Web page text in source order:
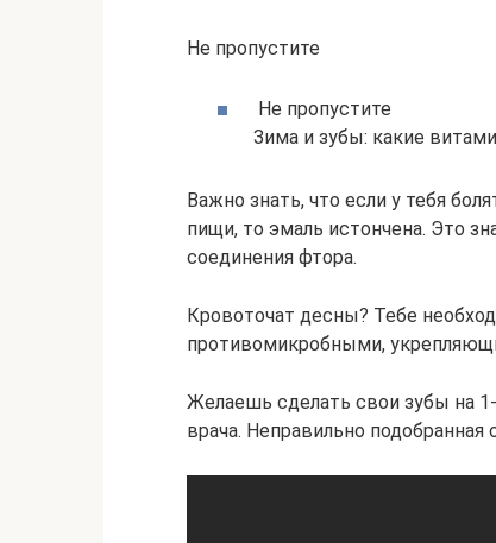
Не пропустите
Не пропустите
Зима и зубы: какие
Важно знать, что если у тебя
пищи, то эмаль истончена. Это
соединения фтора.
Кровоточат десны? Тебе
противомикробными,
Желаешь сделать свои зубы на
врача. Неправильно